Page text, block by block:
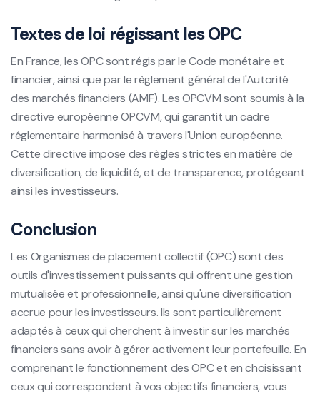
Textes de loi régissant les OPC
En France, les OPC sont régis par le Code monétaire et
financier, ainsi que par le règlement général de l'Autorité
des marchés financiers (AMF). Les OPCVM sont soumis à la
directive européenne OPCVM, qui garantit un cadre
réglementaire harmonisé à travers l'Union européenne.
Cette directive impose des règles strictes en matière de
diversification, de liquidité, et de transparence, protégeant
ainsi les investisseurs.
Conclusion
Les Organismes de placement collectif (OPC) sont des
outils d'investissement puissants qui offrent une gestion
mutualisée et professionnelle, ainsi qu'une diversification
accrue pour les investisseurs. Ils sont particulièrement
adaptés à ceux qui cherchent à investir sur les marchés
financiers sans avoir à gérer activement leur portefeuille. En
comprenant le fonctionnement des OPC et en choisissant
ceux qui correspondent à vos objectifs financiers, vous